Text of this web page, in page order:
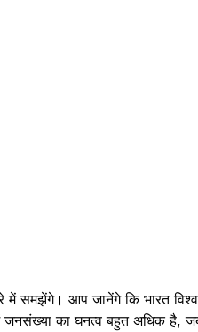
समझेंगे। आप जानेंगे कि भारत
का घनत्व बहुत अधिक है,